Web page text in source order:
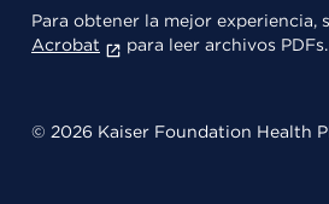
Para obtener la mejor experiencia,
Acrobat
para leer archivos PDFs.
© 2026 Kaiser Foundation Health